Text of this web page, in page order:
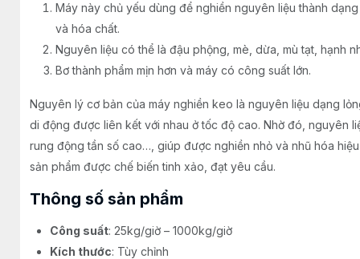
Máy này chủ yếu dùng để nghiền nguyên liệu thành
và hóa chất.
Nguyên liệu có thể là đậu phộng, mè, dừa, mù tạt, hạnh
Bơ thành phẩm mịn hơn và máy có công suất lớn.
Nguyên lý cơ bản của máy nghiền keo là nguyên liệu dạng
di động được liên kết với nhau ở tốc độ cao. Nhờ đó, nguyên
rung động tần số cao…, giúp được nghiền nhỏ và nhũ hóa
sản phẩm được chế biến tinh xảo, đạt yêu cầu.
Thông số sản phẩm
Công suất: 25kg/giờ – 1000kg/giờ
Kích thước: Tùy chỉnh